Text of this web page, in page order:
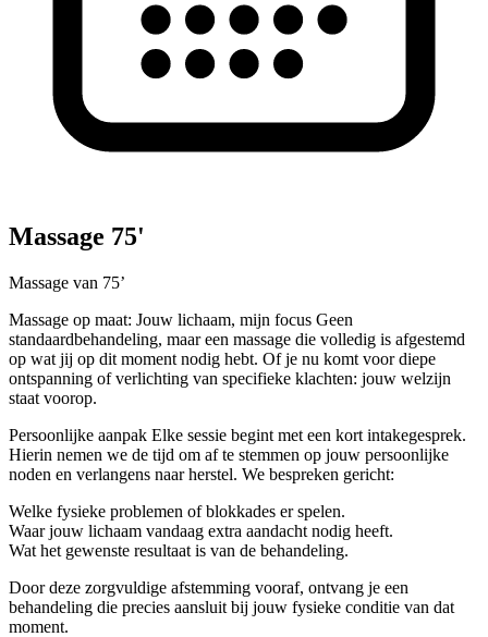
Massage 75'
Massage van 75’
Massage op maat: Jouw lichaam, mijn focus Geen
standaardbehandeling, maar een massage die volledig is afgestemd
op wat jij op dit moment nodig hebt. Of je nu komt voor diepe
ontspanning of verlichting van specifieke klachten: jouw welzijn
staat voorop.
Persoonlijke aanpak Elke sessie begint met een kort intakegesprek.
Hierin nemen we de tijd om af te stemmen op jouw persoonlijke
noden en verlangens naar herstel. We bespreken gericht:
Welke fysieke problemen of blokkades er spelen.
Waar jouw lichaam vandaag extra aandacht nodig heeft.
Wat het gewenste resultaat is van de behandeling.
Door deze zorgvuldige afstemming vooraf, ontvang je een
behandeling die precies aansluit bij jouw fysieke conditie van dat
moment.